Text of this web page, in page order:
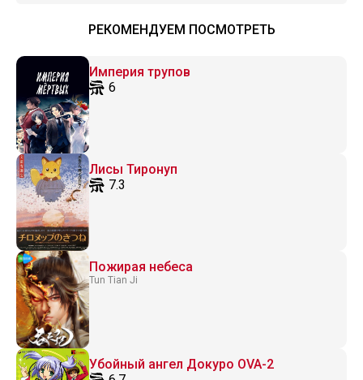
РЕКОМЕНДУЕМ ПОСМОТРЕТЬ
Империя трупов
6
Лисы Тиронуп
7.3
Пожирая небеса
Tun Tian Ji
Убойный ангел Докуро OVA-2